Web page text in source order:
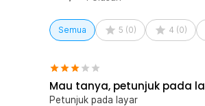
Semua 5 (0) 4 (0)
Mau tanya, petunjuk pada
Petunjuk pada layar